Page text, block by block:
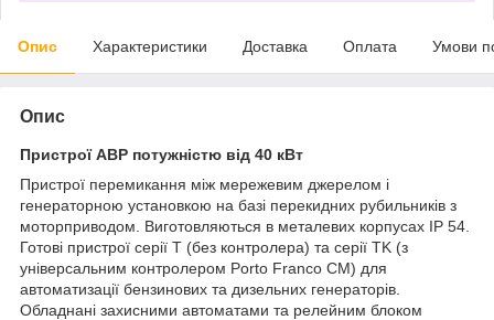
Опис Характеристики Доставка Оплата Умови
Опис
Пристрої ABP потужністю від 40 кВт
Пристрої перемикання між мережевим джерелом і
генераторною установкою на базі перекидних рубильників з
моторприводом. Виготовляються в металевих корпусах IP 54.
Готові пристрої серії T (без контролера) та серії TK (з
універсальним контролером Porto Franco CM) для
автоматизації бензинових та дизельних генераторів.
Обладнані захисними автоматами та релейним блоком